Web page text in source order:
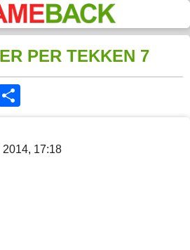
PER TEKKEN 7
WhatsApp
2014, 17:18